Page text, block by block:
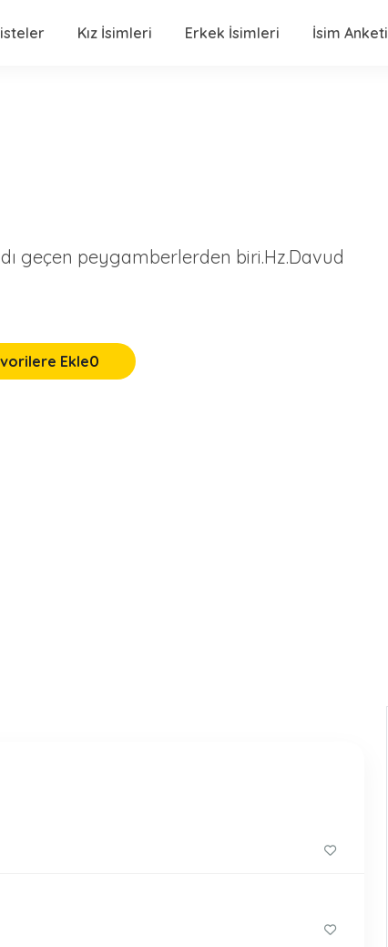
Kız İsimleri Erkek İsimleri İsim Anketi
geçen peygamberlerden biri.Hz.Davud
Ekle0